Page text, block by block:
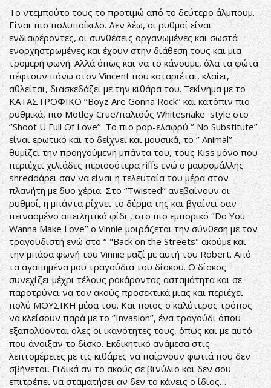
Το ντεμπούτο τους το προτιμώ από το δεύτερο άλμπουμ.
Είναι πιο πολυποίκιλο. Δεν λέω, οι ρυθμοί είναι
ενδιαφέροντες, οι συνθέσεις οργανωμένες και σωστά
ενορχηστρωμένες και έχουν στην διάθεση τους και μια
τρομερή φωνή. Αλλά όπως και να το κάνουμε, όλα τα φώτα
πέφτουν πάνω στον Vincent που καταριέται, κλαίει,
αθλείται, διασκεδάζει με την κιθάρα του. Ξεκίνημα με το
ΚΑΤΑΣΤΡΟΦΙΚΟ ‘’Boyz Are Gonna Rock’’ και κατόπιν πιο
ρυθμικά, πιο Motley Crue/παλιούς Whitesnake style στο
‘’Shoot U Full Of Love’’. Το πιο pop-ελαφρύ ‘’ No Substitute’’
είναι ερωτικό και το δείχνει και μουσικά, το ‘’ Animal’’
θυμίζει την προηγούμενη μπάντα του, τους Kiss μόνο που
περιέχει χιλιάδες περισσότερα riffs ενώ ο μαυρομάλλης
shreddάρει σαν να είναι η τελευταία του μέρα στον
πλανήτη με δυο χέρια. Στο ‘’Twisted’’ ανεβαίνουν οι
ρυθμοί, η μπάντα ρίχνει το δέρμα της και βγαίνει σαν
πεινασμένο απειλητικό φίδι , στο πιο εμπορικό ‘’Do You
Wanna Make Love’’ ο Vinnie μοιράζεται την σύνθεση με τον
τραγουδιστή ενώ στο ‘’ "Back on the Streets" ακούμε και
την μπάσα φωνή του Vinnie μαζί με αυτή του Robert. Από
τα αγαπημένα μου τραγούδια του δίσκου. Ο δίσκος
συνεχίζει μέχρι τέλους ροκάροντας ασταμάτητα και σε
παροτρύνει να τον ακούς προσεκτικά μιας και περιέχει
πολύ ΜΟΥΣΙΚΗ μέσα του. Και ποιος ο καλύτερος τρόπος
να κλείσουν παρά με το ‘’Invasion’’, ένα τραγούδι όπου
εξαπολύονται όλες οι ικανότητες τους, όπως και με αυτό
που άνοιξαν το δίσκο. Εκδικητικό ανάμεσα στις
λεπτομέρειες με τις κιθάρες να παίρνουν φωτιά που δεν
σβήνεται. Ειδικά αν το ακούς σε βινύλιο και δεν σου
επιτρέπει να σταματήσει αν δεν το κάνεις ο ίδιος…